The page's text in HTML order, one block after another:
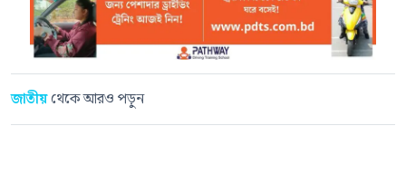
জাতীয়থেকে আরও পড়ুন